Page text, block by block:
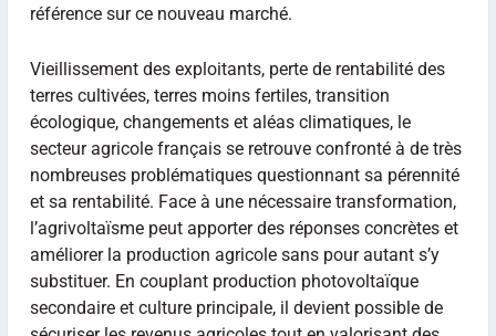
référence sur ce nouveau marché.
Vieillissement des exploitants, perte de rentabilité des
terres cultivées, terres moins fertiles, transition
écologique, changements et aléas climatiques, le
secteur agricole français se retrouve confronté à de très
nombreuses problématiques questionnant sa pérennité
et sa rentabilité. Face à une nécessaire transformation,
l’agrivoltaïsme peut apporter des réponses concrètes et
améliorer la production agricole sans pour autant s’y
substituer. En couplant production photovoltaïque
secondaire et culture principale, il devient possible de